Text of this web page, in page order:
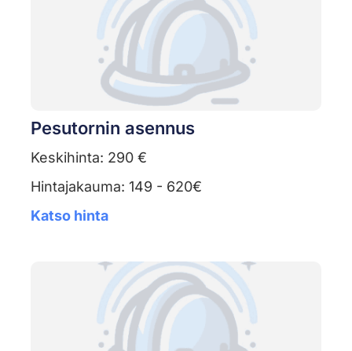
Pesutornin asennus
Keskihinta: 290 €
Hintajakauma: 149 - 620€
Katso hinta